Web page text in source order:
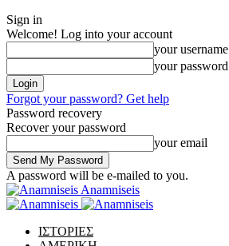
Sign in
Welcome! Log into your account
your username
your password
Forgot your password? Get help
Password recovery
Recover your password
your email
A password will be e-mailed to you.
Anamniseis
ΙΣΤΟΡΙΕΣ